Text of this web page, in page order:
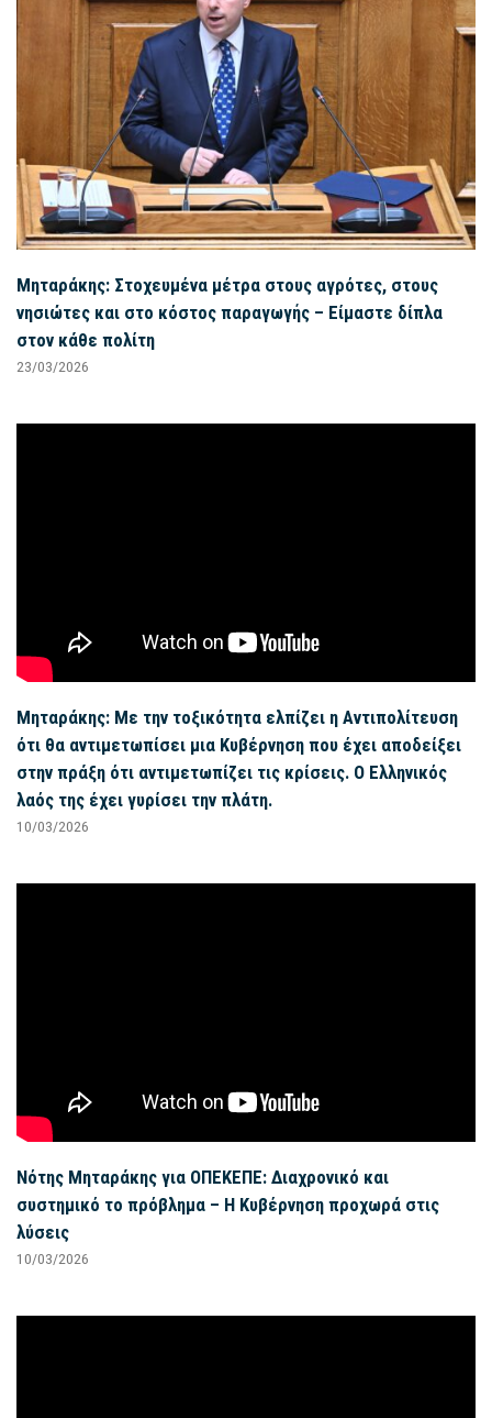
Μηταράκης: Στοχευμένα μέτρα στους αγρότες, στους
νησιώτες και στο κόστος παραγωγής – Είμαστε δίπλα
στον κάθε πολίτη
23/03/2026
Μηταράκης: Με την τοξικότητα ελπίζει η Αντιπολίτευση
ότι θα αντιμετωπίσει μια Κυβέρνηση που έχει αποδείξει
στην πράξη ότι αντιμετωπίζει τις κρίσεις. Ο Ελληνικός
λαός της έχει γυρίσει την πλάτη.
10/03/2026
Νότης Μηταράκης για ΟΠΕΚΕΠΕ: Διαχρονικό και
συστημικό το πρόβλημα – Η Κυβέρνηση προχωρά στις
λύσεις
10/03/2026